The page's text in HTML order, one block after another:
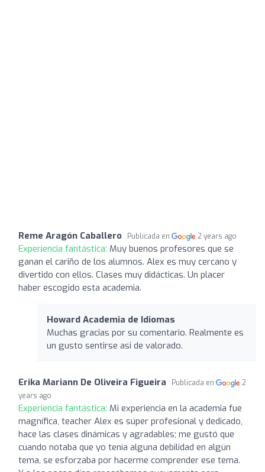
Reme Aragón Caballero Publicada en 2 years ago
Experiencia fantástica: Muy buenos profesores que se
ganan el cariño de los alumnos. Alex es muy cercano y
divertido con ellos. Clases muy didácticas. Un placer
haber escogido esta academia.
Howard Academia de Idiomas
Muchas gracias por su comentario. Realmente es
un gusto sentirse asi de valorado.
Erika Mariann De Oliveira Figueira Publicada en
2
years ago
Experiencia fantástica: Mi experiencia en la academia fue
magnífica, teacher Alex es súper profesional y dedicado,
hace las clases dinámicas y agradables; me gustó que
cuando notaba que yo tenía alguna debilidad en algún
tema, se esforzaba por hacerme comprender ese tema.